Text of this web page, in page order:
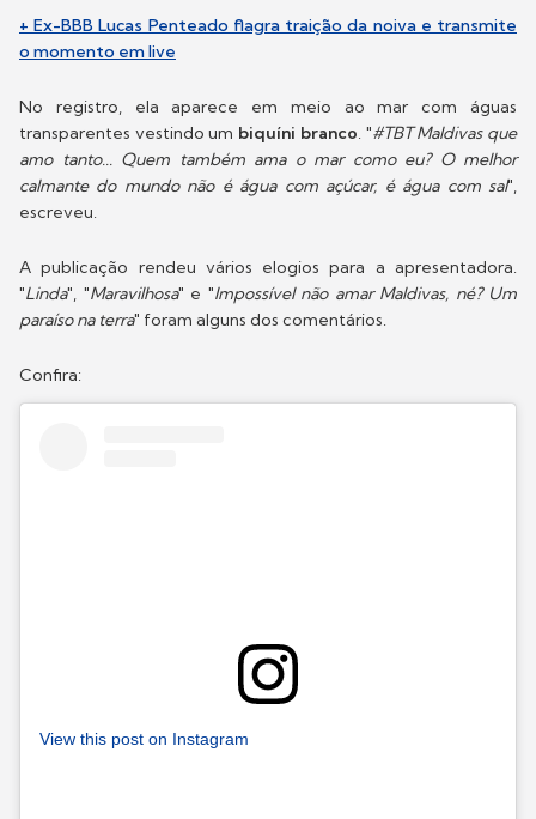
+ Ex-BBB Lucas Penteado flagra traição da noiva e transmite
o momento em live
No registro, ela aparece em meio ao mar com águas
transparentes vestindo um biquíni branco. "#TBT Maldivas que
amo tanto... Quem também ama o mar como eu? O melhor
calmante do mundo não é água com açúcar, é água com sal",
escreveu.
A publicação rendeu vários elogios para a apresentadora.
"Linda", "Maravilhosa" e "Impossível não amar Maldivas, né? Um
paraíso na terra" foram alguns dos comentários.
Confira:
View this post on Instagram